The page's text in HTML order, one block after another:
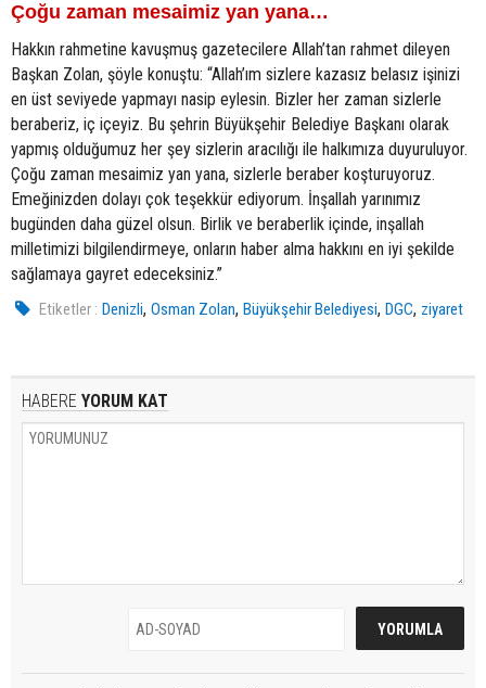
Çoğu zaman mesaimiz yan yana…
Hakkın rahmetine kavuşmuş gazetecilere Allah’tan rahmet dileyen
Başkan Zolan, şöyle konuştu: “Allah’ım sizlere kazasız belasız işinizi
en üst seviyede yapmayı nasip eylesin. Bizler her zaman sizlerle
beraberiz, iç içeyiz. Bu şehrin Büyükşehir Belediye Başkanı olarak
yapmış olduğumuz her şey sizlerin aracılığı ile halkımıza duyuruluyor.
Çoğu zaman mesaimiz yan yana, sizlerle beraber koşturuyoruz.
Emeğinizden dolayı çok teşekkür ediyorum. İnşallah yarınımız
bugünden daha güzel olsun. Birlik ve beraberlik içinde, inşallah
milletimizi bilgilendirmeye, onların haber alma hakkını en iyi şekilde
sağlamaya gayret edeceksiniz.”
Etiketler : Denizli,Osman Zolan,Büyükşehir Belediyesi,DGC, ziyaret
HABERE YORUM KAT